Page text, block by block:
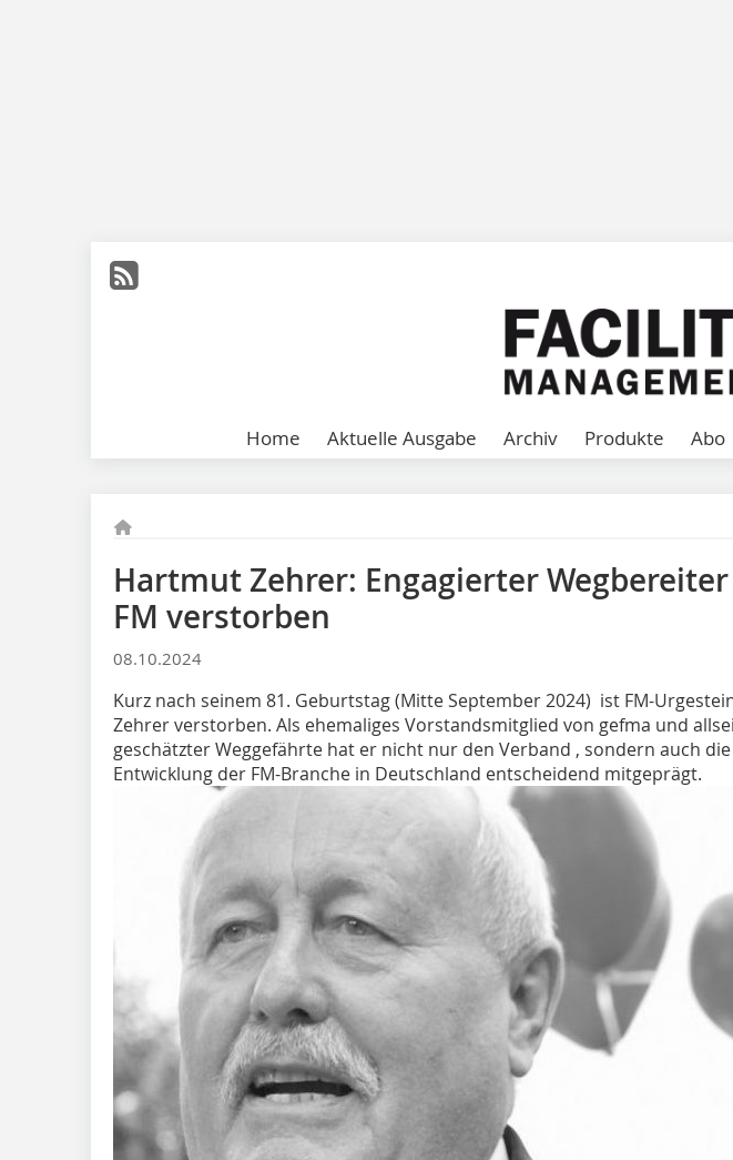
Home Aktuelle Ausgabe Archiv Produkte Abo
Hartmut Zehrer: Engagierter Wegbereiter
FM verstorben
08.10.2024
Kurz nach seinem 81. Geburtstag (Mitte September 2024) ist FM-
Zehrer verstorben. Als ehemaliges Vorstandsmitglied von gefma und
geschätzter Weggefährte hat er nicht nur den Verband , sondern auch die
Entwicklung der FM-Branche in Deutschland entscheidend mitgeprägt.